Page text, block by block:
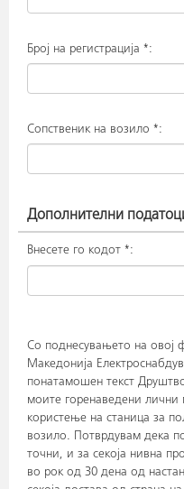
Број на регистрација *:
Сопственик на возило *:
Дополнителни
Внесете го кодот *:
Со поднесувањето на овој
Македонија
понатамошен текст
моите горенаведени лични
користење на станица за
возило. Потврдувам дека
точни, и за секоја нивна
во рок од 30 дена од